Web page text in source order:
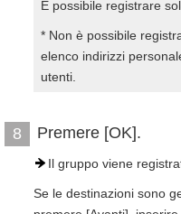
È possibile registrare
* Non è possibile
elenco indirizzi
utenti.
8 Premere [OK].
Il gruppo viene
Se le destinazioni sono